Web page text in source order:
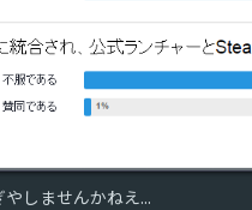
しませんかねえ...